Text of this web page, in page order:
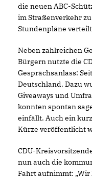
die neuen ABC-
im Straßenverkehr
Stundenpläne
Neben zahlreichen
Bürgern nutzte die
Gesprächsanlass:
Deutschland. Dazu
Giveaways und
konnten spontan
einfällt. Auch ein
Kürze veröffentlicht
CDU-
nun auch die
Fahrt aufnimmt: „Wir